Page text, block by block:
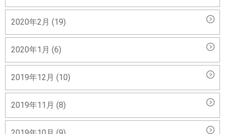
2020年2月 (19)
2020年1月 (6)
2019年12月 (10)
2019年11月 (8)